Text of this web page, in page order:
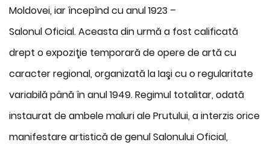
Moldovei, iar începînd cu anul 1923 –
Salonul Oficial. Aceasta din urmă a fost calificată
drept o expoziţie temporară de opere de artă cu
caracter regional, organizată la Iaşi cu o regularitate
variabilă până în anul 1949. Regimul totalitar, odată
instaurat de ambele maluri ale Prutului, a interzis orice
manifestare artistică de genul Salonului Oficial,